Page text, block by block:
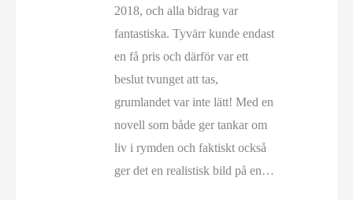
2018, och alla bidrag var
fantastiska. Tyvärr kunde endast
en få pris och därför var ett
beslut tvunget att tas,
grumlandet var inte lätt! Med en
novell som både ger tankar om
liv i rymden och faktiskt också
ger det en realistisk bild på en…